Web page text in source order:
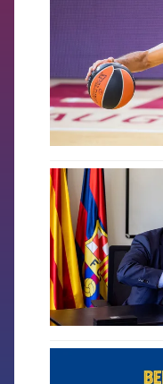
FCB Barcelona badge